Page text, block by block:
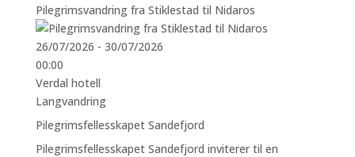
Pilegrimsvandring fra Stiklestad til Nidaros
26/07/2026 - 30/07/2026
00:00
Verdal hotell
Langvandring
Pilegrimsfellesskapet Sandefjord
Pilegrimsfellesskapet Sandefjord inviterer til en